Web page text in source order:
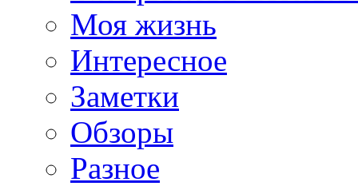
Моя жизнь
Интересное
Заметки
Обзоры
Разное